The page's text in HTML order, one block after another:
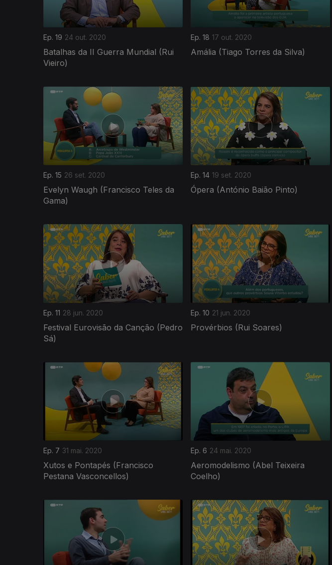
Ep. 19 24 out. 2020
Batalhas da II Guerra Mundial (Rui
Vieiro)
Ep. 18 17 out. 2020
Amália (Tiago Torres da Silva)
Ep. 15 26 set. 2020
Evelyn Waugh (Francisco Teles da
Gama)
Ep. 14 19 set. 2020
Ópera (António Baião Pinto)
Ep. 11 28 jun. 2020
Festival Eurovisão da Canção (Pedro
Sá)
Ep. 10 21 jun. 2020
Provérbios (Rui Soares)
Ep. 7 31 mai. 2020
Xutos e Pontapés (Francisco
Pestana Vasconcellos)
Ep. 6 24 mai. 2020
Aeromodelismo (Abel Teixeira
Coelho)
471621
467781